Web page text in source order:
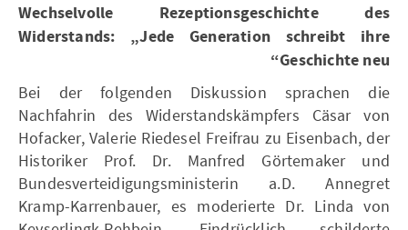
Wechselvolle Rezeptionsgeschichte des
Widerstands: „Jede Generation schreibt ihre
Geschichte neu“
Bei der folgenden Diskussion sprachen die
Nachfahrin des Widerstandskämpfers Cäsar von
Hofacker, Valerie Riedesel Freifrau zu Eisenbach, der
Historiker Prof. Dr. Manfred Görtemaker und
Bundesverteidigungsministerin a.D. Annegret
Kramp-Karrenbauer, es moderierte Dr. Linda von